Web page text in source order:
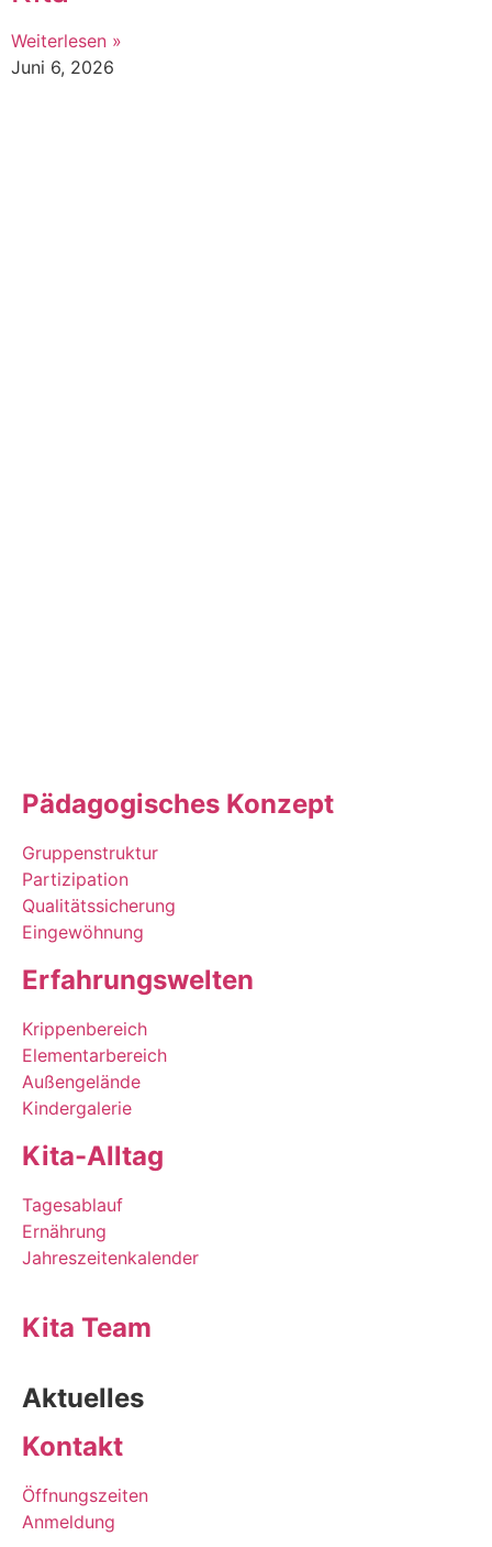
Weiterlesen »
Juni 6, 2026
Pädagogisches Konzept
Gruppenstruktur
Partizipation
Qualitätssicherung
Eingewöhnung
Erfahrungswelten
Krippenbereich
Elementarbereich
Außengelände
Kindergalerie
Kita-Alltag
Tagesablauf
Ernährung
Jahreszeitenkalender
Kita Team
Aktuelles
Kontakt
Öffnungszeiten
Anmeldung